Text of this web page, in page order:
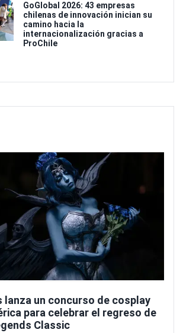
GoGlobal 2026: 43 empresas
chilenas de innovación inician su
camino hacia la
internacionalización gracias a
ProChile
lanza un concurso de cosplay
para celebrar el regreso de
Classic